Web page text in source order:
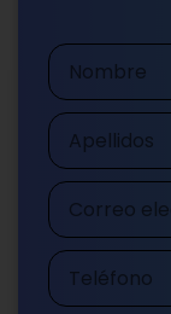
Nombre
Apellidos
Correo
electrónico
Teléfono